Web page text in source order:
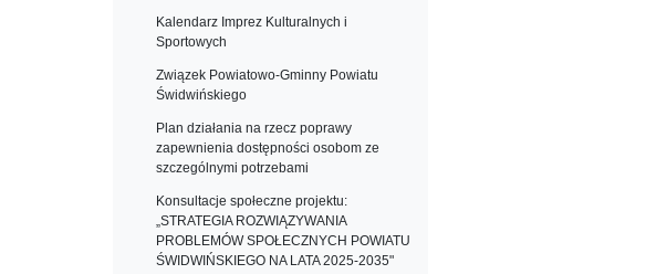
Kalendarz Imprez Kulturalnych i
Sportowych
Związek Powiatowo-Gminny Powiatu
Świdwińskiego
Plan działania na rzecz poprawy
zapewnienia dostępności osobom ze
szczególnymi potrzebami
Konsultacje społeczne projektu:
„STRATEGIA ROZWIĄZYWANIA
PROBLEMÓW SPOŁECZNYCH POWIATU
ŚWIDWIŃSKIEGO NA LATA 2025-2035"